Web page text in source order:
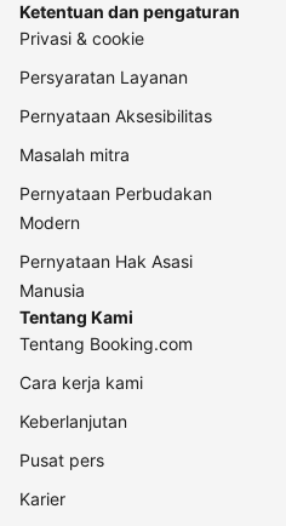
Ketentuan dan pengaturan
Privasi & cookie
Persyaratan Layanan
Pernyataan Aksesibilitas
Masalah mitra
Pernyataan Perbudakan
Modern
Pernyataan Hak Asasi
Manusia
Tentang Kami
Tentang Booking.com
Cara kerja kami
Keberlanjutan
Pusat pers
Karier